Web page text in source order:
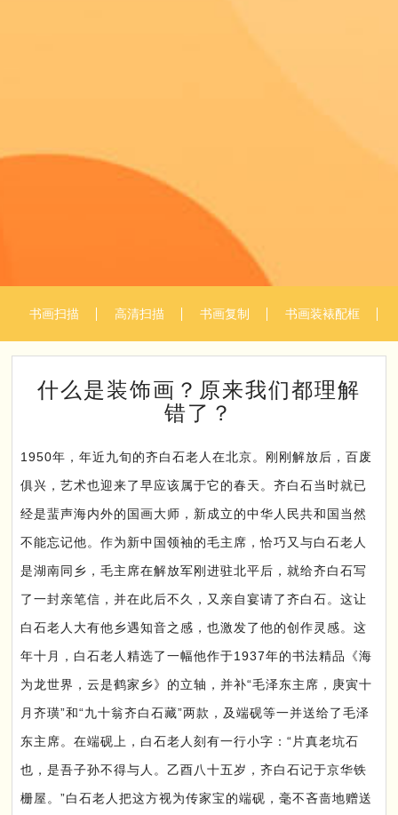
书画扫描 高清扫描 书画复制 书画装裱配框
什么是装饰画？原来我们都理解
错了？
1950年，年近九旬的齐白石老人在北京。刚刚解放后，百废
俱兴，艺术也迎来了早应该属于它的春天。齐白石当时就已
经是蜚声海内外的国画大师，新成立的中华人民共和国当然
不能忘记他。作为新中国领袖的毛主席，恰巧又与白石老人
是湖南同乡，毛主席在解放军刚进驻北平后，就给齐白石写
了一封亲笔信，并在此后不久，又亲自宴请了齐白石。这让
白石老人大有他乡遇知音之感，也激发了他的创作灵感。这
年十月，白石老人精选了一幅他作于1937年的书法精品《海
为龙世界，云是鹤家乡》的立轴，并补“毛泽东主席，庚寅十
月齐璜”和“九十翁齐白石藏”两款，及端砚等一并送给了毛泽
东主席。在端砚上，白石老人刻有一行小字：“片真老坑石
也，是吾子孙不得与人。乙酉八十五岁，齐白石记于京华铁
栅屋。”白石老人把这方视为传家宝的端砚，毫不吝啬地赠送